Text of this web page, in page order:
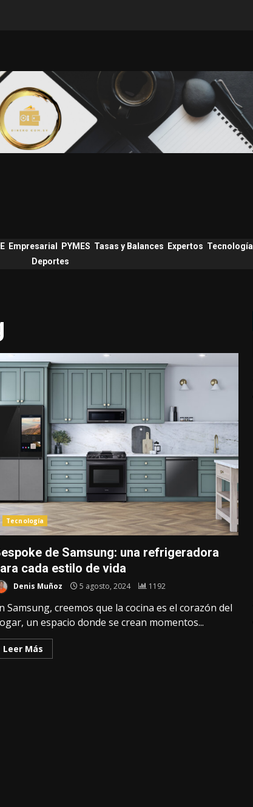
Empresarial PYMES Tasas y Balances Expertos Tecnología
Deportes
Tecnología
de Samsung: una refrigeradora
cada estilo de vida
Denis Muñoz 5 agosto, 2024 1192
Samsung, creemos que la cocina es el corazón del
un espacio donde se crean momentos...
Leer Más